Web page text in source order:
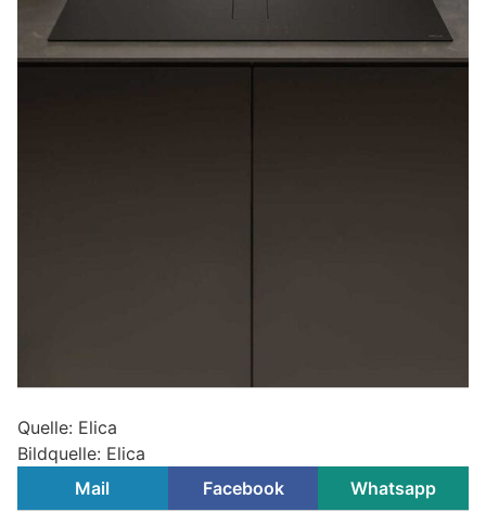
Quelle: Elica
Bildquelle: Elica
Mail
Facebook Whatsapp